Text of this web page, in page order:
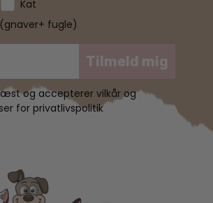
Kat
fugle)
Tilmeld mig
og accepterer vilkår og
for privatlivspolitik